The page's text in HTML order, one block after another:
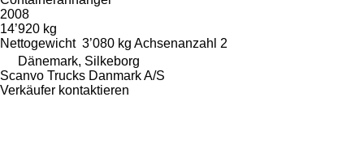
2008
14’920 kg
Nettogewicht 3’080 kg Achsenanzahl 2
Dänemark, Silkeborg
Scanvo Trucks Danmark A/S
Verkäufer kontaktieren